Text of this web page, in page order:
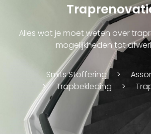
Alles wat je moet weten over
mogelijkheden tot
Smits Stoffering
Trapbekleding